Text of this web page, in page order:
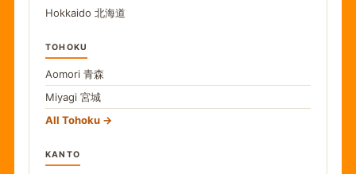
Hokkaido 北海道
TOHOKU
Aomori 青森
Miyagi 宮城
All Tohoku
KANTO